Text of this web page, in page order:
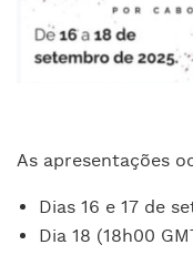
As apresentações
Dias 16 e 17 de
Dia 18 (18h00